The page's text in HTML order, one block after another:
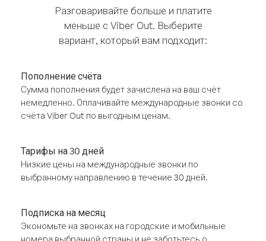
Разговаривайте больше и платите
меньше с Viber Out. Выберите
вариант, который вам подходит:
Пополнение счёта
Сумма пополнения будет зачислена на ваш счёт
немедленно. Оплачивайте международные звонки со
счёта Viber Out по выгодным ценам.
Тарифы на 30 дней
Низкие цены на международные звонки по
выбранному направлению в течение 30 дней.
Подписка на месяц
Экономьте на звонках на городские и мобильные